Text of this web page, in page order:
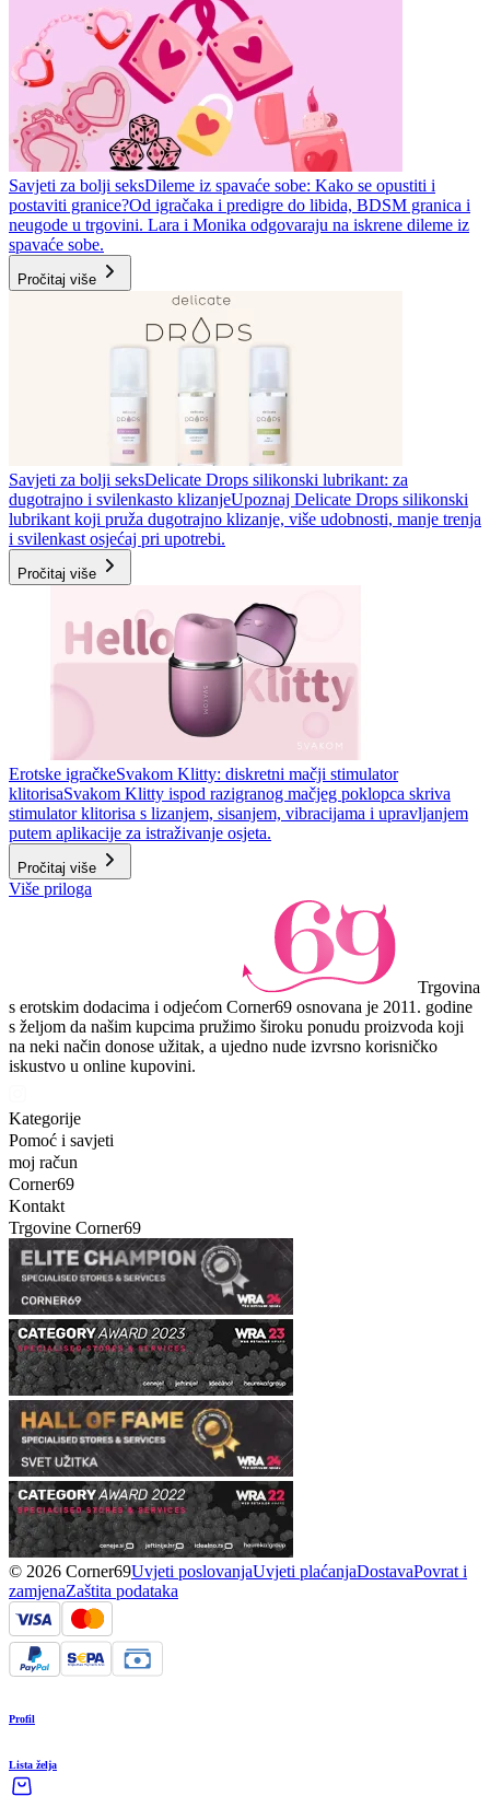
Savjeti za bolji seksDileme iz spavaće sobe: Kako se opustiti i
postaviti granice?Od igračaka i predigre do libida, BDSM granica i
neugode u trgovini. Lara i Monika odgovaraju na iskrene dileme iz
spavaće sobe.
Pročitaj više
Savjeti za bolji seksDelicate Drops silikonski lubrikant: za
dugotrajno i svilenkasto klizanjeUpoznaj Delicate Drops silikonski
lubrikant koji pruža dugotrajno klizanje, više udobnosti, manje trenja
i svilenkast osjećaj pri upotrebi.
Pročitaj više
Erotske igračkeSvakom Klitty: diskretni mačji stimulator
klitorisaSvakom Klitty ispod razigranog mačjeg poklopca skriva
stimulator klitorisa s lizanjem, sisanjem, vibracijama i upravljanjem
putem aplikacije za istraživanje osjeta.
Pročitaj više
Više priloga
Trgovina
s erotskim dodacima i odjećom Corner69 osnovana je 2011. godine
s željom da našim kupcima pružimo široku ponudu proizvoda koji
na neki način donose užitak, a ujedno nude izvrsno korisničko
iskustvo u online kupovini.
Kategorije
Pomoć i savjeti
moj račun
Corner69
Kontakt
Trgovine Corner69
© 2026 Corner69Uvjeti poslovanjaUvjeti plaćanjaDostavaPovrat i
zamjenaZaštita podataka
Profil
Lista želja